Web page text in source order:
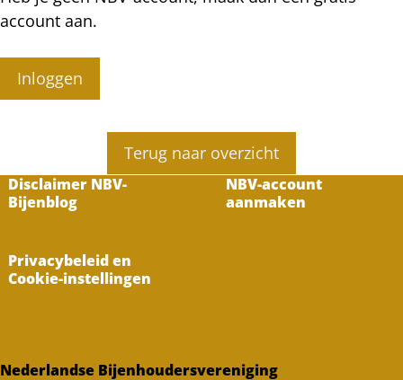
account aan.
Inloggen
Terug naar overzicht
Disclaimer NBV-
Bijenblog
NBV-account
aanmaken
Privacybeleid en
Cookie-instellingen
Nederlandse Bijenhoudersvereniging